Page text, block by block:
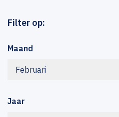
Filter op:
Maand
Februari
Jaar